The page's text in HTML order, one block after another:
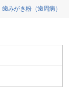
歯みがき粉（歯周病）